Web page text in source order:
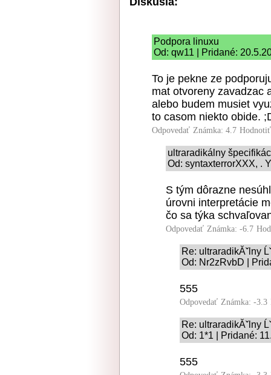
Podpora linuxu
Od: qw11 | Pridané:
To je pekne ze
mat otvoreny zavadzac
alebo budem musiet
to casom niekto obide.
Odpovedať Známka: 4.7
ultraradikálny
Od: syntaxterrorXXX, .
S tým dôrazne
úrovni interpretácie
čo sa týka
Odpovedať Známka: -6.7
Re: ultraradikĂˇlny
Od: Nr2zRvbD |
555
Odpovedať Známka: -3.3
Re: ultraradikĂˇlny
Od: 1*1 | Pridané:
555